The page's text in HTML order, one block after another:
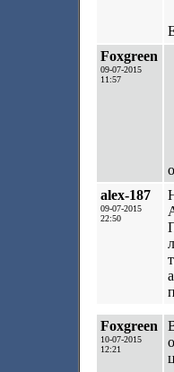
Foxgreen
09-07-2015
11:57
alex-187
09-07-2015
22:50
Foxgreen
10-07-2015
12:21